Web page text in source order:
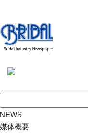
NEWS
媒体概要